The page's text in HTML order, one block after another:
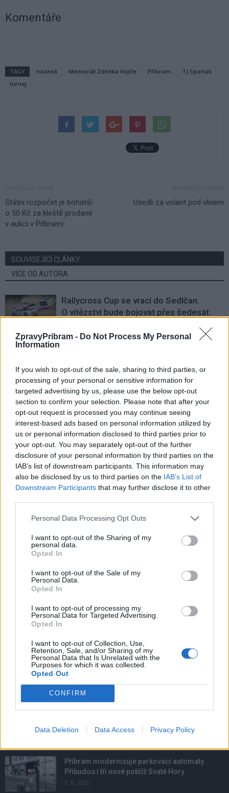
ZpravyPribram - Do Not Process My Personal
Information
If you wish to opt-out of the sale, sharing to third parties, or
processing of your personal or sensitive information for
targeted advertising by us, please use the below opt-out
section to confirm your selection. Please note that after your
opt-out request is processed you may continue seeing
interest-based ads based on personal information utilized by
us or personal information disclosed to third parties prior to
your opt-out. You may separately opt-out of the further
disclosure of your personal information by third parties on the
IAB’s list of downstream participants. This information may
also be disclosed by us to third parties on the IAB’s List of
Downstream Participants that may further disclose it to other
Personal Data Processing Opt Outs
I want to opt-out of the Sharing of my
personal data.
Opted In
I want to opt-out of the Sale of my
Personal Data.
Opted In
I want to opt-out of processing my
Personal Data for Targeted Advertising.
Opted In
I want to opt-out of Collection, Use,
Retention, Sale, and/or Sharing of my
Personal Data that Is Unrelated with the
Purposes for which it was collected.
Opted Out
CONFIRM
Data Deletion Data Access Privacy Policy
Komentáře
TAGY hazená Memoriál Zdeňka Vojíře Příbram
TJ Spartak
turnaj
Státní rozpočet je bohatší
o 50 Kč za kleště prodané
v aukci v Příbrami
Usedli za volant pod vlivem
SOUVISEJÍCÍ ČLÁNKY
VÍCE OD AUTORA
Rallycross Cup se vrací do Sedlčan.
O vítězství bude bojovat přes šedesát
Rozhovory
říká jeho otec
Sport
Dan Rosenbaum bilancuje sezonu
volejbalistů i změny v týmu. Cílem zůstává
play off
NOVINKY
Obděnice vzpomínaly na filmovou legendu
6. 8. 2026
Většina koupališť na Příbramsku nabízí výborné
4. 8. 2026
Příbram modernizuje parkovací automaty.
Přibudou i tři nové poblíž Svaté Hory
3. 8. 2026